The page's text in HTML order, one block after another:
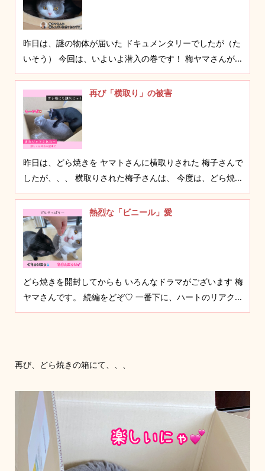
昨日は、謎の物体が届いた ドキュメンタリーでしたが（た
いそう） 今回は、いよいよ潜入の巻です！ 梅ヤマさんが...
再び「横取り」の被害
昨日は、どら焼きを ヤマトさんに横取りされた 梅子さんで
したが、、、 横取りされた梅子さんは、 今度は、どら焼...
熱烈な「ビニール」愛
どら焼きを開封してからも いろんなドラマがございます 梅
ヤマさんです。 続編をどぞ♡ 一番下に、ハートのリアク...
再び、どら焼きの箱にて、、、